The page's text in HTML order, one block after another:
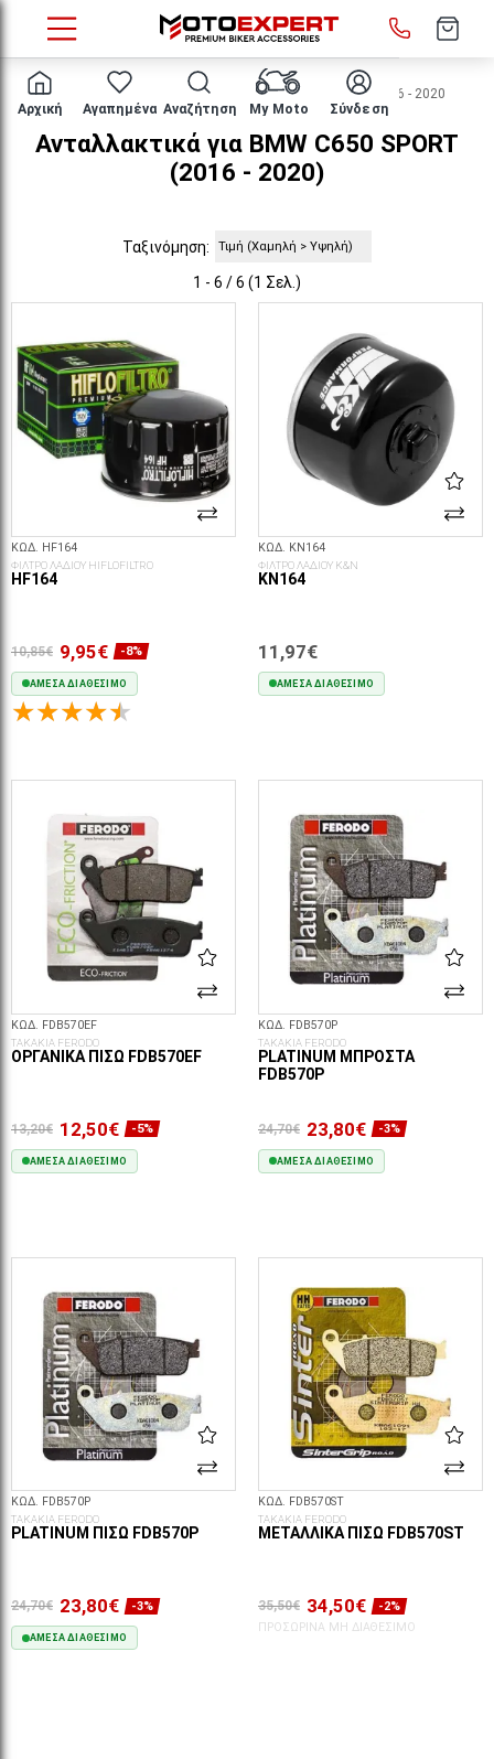
Αρχική Αγαπημένα Αναζήτηση My Moto Σύνδεση
HOME Μάρκα/μοντέλο BMW C650 SPORT 2016 - 2020
Ανταλλακτικά για BMW C650 SPORT
(2016 - 2020)
Ταξινόμηση:
1 - 6 / 6 (1 Σελ.)
ΚΩΔ. HF164
ΦΙΛΤΡΟ ΛΑΔΙΟΥ HIFLOFILTRO
HF164
10,85€ 9,95€ -8%
ΆΜΕΣΑ ΔΙΑΘΈΣΙΜΟ
ΚΩΔ. KN164
ΦΙΛΤΡΟ ΛΑΔΙΟΥ K&N
KN164
11,97€
ΆΜΕΣΑ ΔΙΑΘΈΣΙΜΟ
ΚΩΔ. FDB570EF
ΤΑΚΑΚΙΑ FERODO
ΟΡΓΑΝΙΚΆ ΠΊΣΩ FDB570EF
13,20€ 12,50€ -5%
ΆΜΕΣΑ ΔΙΑΘΈΣΙΜΟ
ΚΩΔ. FDB570P
ΤΑΚΑΚΙΑ FERODO
PLATINUM ΜΠΡΟΣΤΆ
FDB570P
24,70€ 23,80€ -3%
ΆΜΕΣΑ ΔΙΑΘΈΣΙΜΟ
ΚΩΔ. FDB570P
ΤΑΚΑΚΙΑ FERODO
PLATINUM ΠΊΣΩ FDB570P
24,70€ 23,80€ -3%
ΆΜΕΣΑ ΔΙΑΘΈΣΙΜΟ
ΚΩΔ. FDB570ST
ΤΑΚΑΚΙΑ FERODO
ΜΕΤΑΛΛΙΚΆ ΠΊΣΩ FDB570ST
35,50€ 34,50€
-2%
ΠΡΟΣΩΡΙΝΆ ΜΗ ΔΙΑΘΈΣΙΜΟ